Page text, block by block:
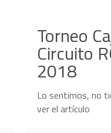
Torneo
Circuito
2018
Lo sentimos, no
ver el artículo